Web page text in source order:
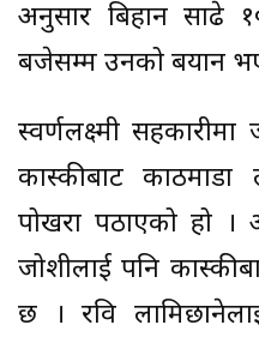
अनुसार बिहान साढे
बजेसम्म उनको बयान
स्वर्णलक्ष्मी
कास्कीबाट
पोखरा पठाएको हो ।
जोशीलाई पनि
छ । रवि